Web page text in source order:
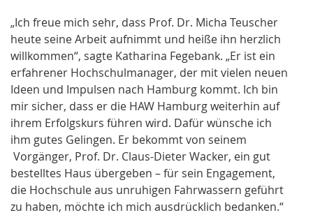
„Ich freue mich sehr, dass Prof. Dr. Micha Teuscher
heute seine Arbeit aufnimmt und heiße ihn herzlich
willkommen“, sagte Katharina Fegebank. „Er ist ein
erfahrener Hochschulmanager, der mit vielen neuen
Ideen und Impulsen nach Hamburg kommt. Ich bin
mir sicher, dass er die HAW Hamburg weiterhin auf
ihrem Erfolgskurs führen wird. Dafür wünsche ich
ihm gutes Gelingen. Er bekommt von seinem
Vorgänger, Prof. Dr. Claus-Dieter Wacker, ein gut
bestelltes Haus übergeben – für sein Engagement,
die Hochschule aus unruhigen Fahrwassern geführt
zu haben, möchte ich mich ausdrücklich bedanken.“